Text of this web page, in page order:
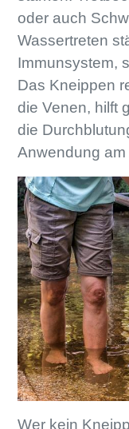
oder auch
Wassertreten
Immunsystem,
Das Kneippen
die Venen, hilft
die
Anwendung
Wer kein